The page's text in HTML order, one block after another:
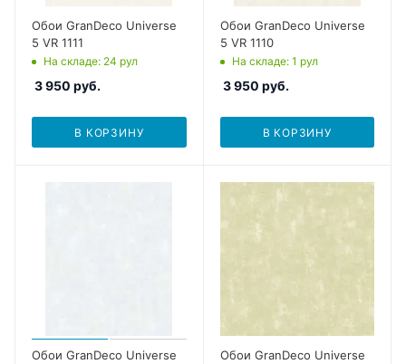
Обои GranDeco Universe
5 VR 1111
На складе: 24 рул
3 950 руб.
В КОРЗИНУ
Обои GranDeco Universe
5 VR 1110
На складе: 1 рул
3 950 руб.
В КОРЗИНУ
Обои GranDeco Universe
Обои GranDeco Universe